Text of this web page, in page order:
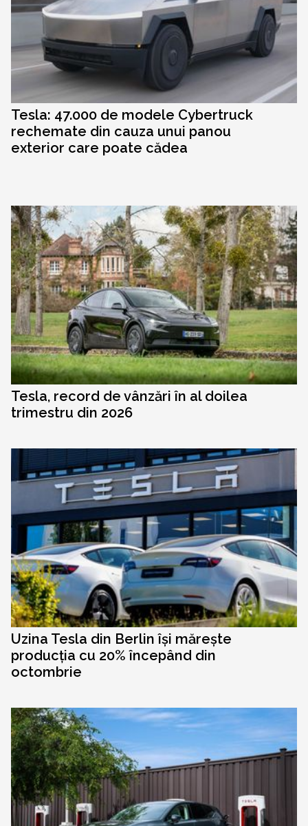
Tesla: 47.000 de modele Cybertruck
rechemate din cauza unui panou
exterior care poate cădea
Tesla, record de vânzări în al doilea
trimestru din 2026
Uzina Tesla din Berlin își mărește
producția cu 20% începând din
octombrie